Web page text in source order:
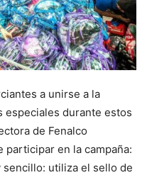
a unirse a la
durante estos
de Fenalco
participar en la campaña:
sencillo: utiliza el sello de